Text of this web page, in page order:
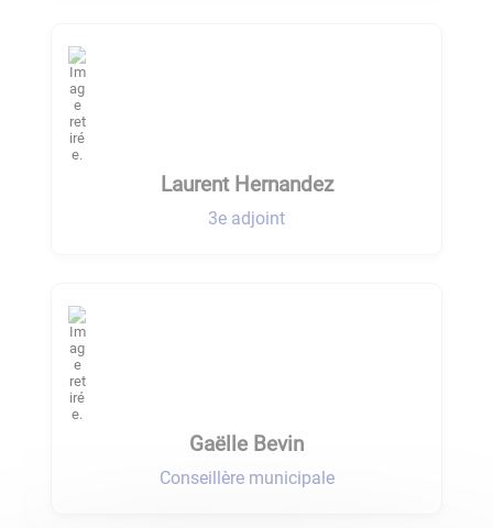
Laurent Hernandez
3e adjoint
Gaëlle Bevin
Conseillère municipale